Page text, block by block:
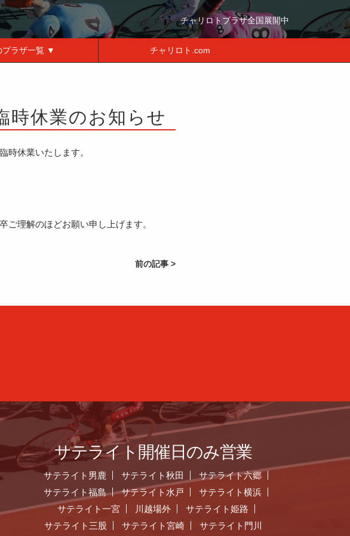
チャリロトプラザ全国展開中
プラザ一覧 ▼ チャリロト.com
時休業のお知らせ
時休業いたします。
ご理解のほどお願い申し上げます。
前の記事 >
サテライト開催日のみ営業
サテライト男鹿 サテライト秋田
サテライト六郷
サテライト福島
サテライト水戸
サテライト横浜
サテライト一宮
川越場外
サテライト姫路
サテライト三股
サテライト宮崎 サテライト門川